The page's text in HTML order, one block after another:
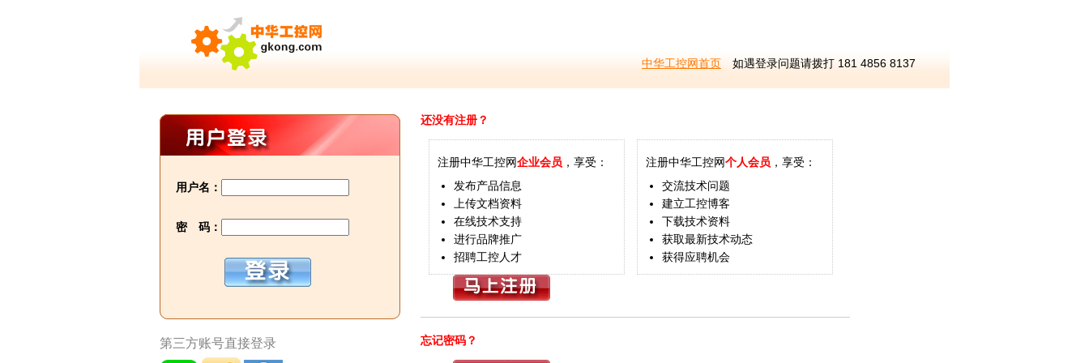
中华工控网首页 如遇登录问题请拨打 181 4856 8137
用户名：
密 码：
第三方账号直接登录
还没有注册？
注册中华工控网企业会员 ，享受：
发布产品信息
上传文档资料
在线技术支持
进行品牌推广
招聘工控人才
注册中华工控网个人会员 ，享受：
交流技术问题
建立工控博客
下载技术资料
获取最新技术动态
获得应聘机会
忘记密码？